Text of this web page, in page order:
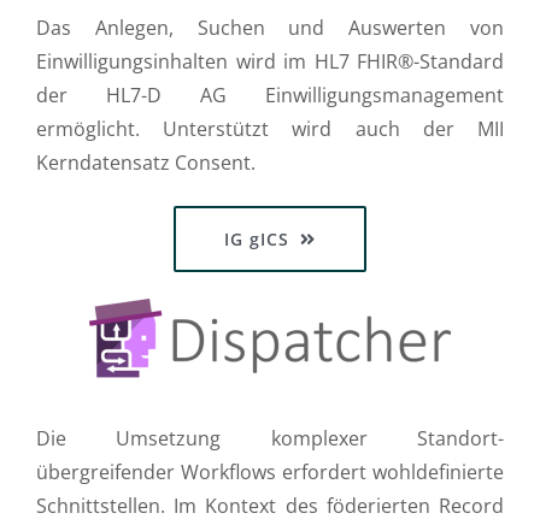
Das Anlegen, Suchen und Auswerten von
Einwilligungsinhalten wird im HL7 FHIR®-Standard
der HL7-D AG Einwilligungsmanagement
ermöglicht. Unterstützt wird auch der MII
Kerndatensatz Consent.
IG gICS
Die Umsetzung komplexer Standort-
übergreifender Workflows erfordert wohldefinierte
Schnittstellen. Im Kontext des föderierten Record